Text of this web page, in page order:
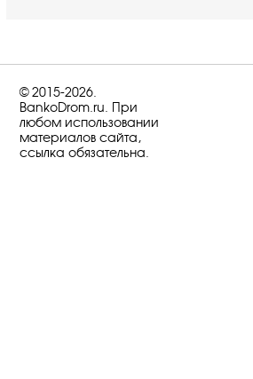
© 2015-2026.
BankoDrom.ru. При
любом использовании
материалов сайта,
ссылка обязательна.